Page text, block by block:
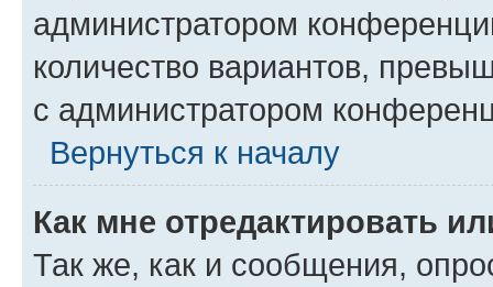
администратором
количество вариантов,
с администратором
Вернуться к началу
Как мне отредактировать
Так же, как и сообщения,